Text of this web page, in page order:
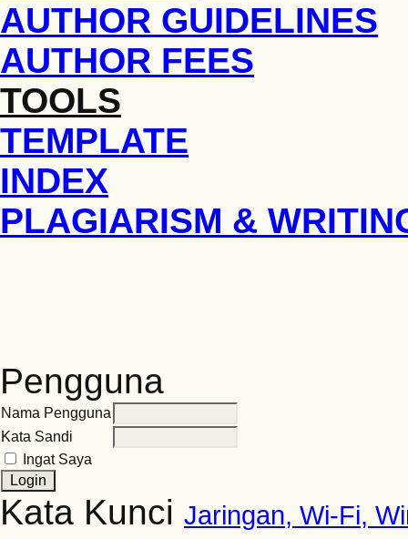
AUTHOR GUIDELINES
AUTHOR FEES
TOOLS
TEMPLATE
INDEX
PLAGIARISM &
Pengguna
Nama Pengguna
Kata Sandi
Ingat Saya
Kata Kunci Jaringan, Wi-Fi,